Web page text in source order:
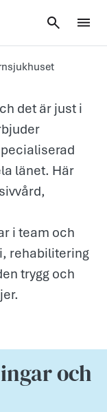
Akademiska
det är just i
länet. Här
i team och
rehabilitering
trygg och
och